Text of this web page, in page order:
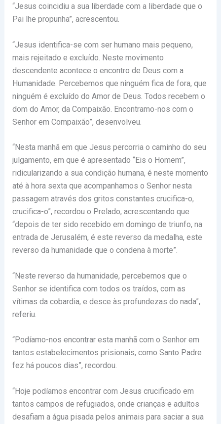
“Jesus coincidiu a sua liberdade com a liberdade que o
Pai lhe propunha”, acrescentou.
“Jesus identifica-se com ser humano mais pequeno,
mais rejeitado e excluído. Neste movimento
descendente acontece o encontro de Deus com a
Humanidade. Percebemos que ninguém fica de fora, que
ninguém é excluído do Amor de Deus. Todos recebem o
dom do Amor, da Compaixão. Encontramo-nos com o
Senhor em Compaixão”, desenvolveu.
“Nesta manhã em que Jesus percorria o caminho do seu
julgamento, em que é apresentado “Eis o Homem”,
ridicularizando a sua condição humana, é neste momento
até à hora sexta que acompanhamos o Senhor nesta
passagem através dos gritos constantes crucifica-o,
crucifica-o”, recordou o Prelado, acrescentando que
“depois de ter sido recebido em domingo de triunfo, na
entrada de Jerusalém, é este reverso da medalha, este
reverso da humanidade que o condena à morte”.
“Neste reverso da humanidade, percebemos que o
Senhor se identifica com todos os traídos, com as
vítimas da cobardia, e desce às profundezas do nada”,
referiu.
“Podíamo-nos encontrar esta manhã com o Senhor em
tantos estabelecimentos prisionais, como Santo Padre
fez há poucos dias”, recordou.
“Hoje podíamos encontrar com Jesus crucificado em
tantos campos de refugiados, onde crianças e adultos
desafiam a água pisada pelos animais para saciar a sua